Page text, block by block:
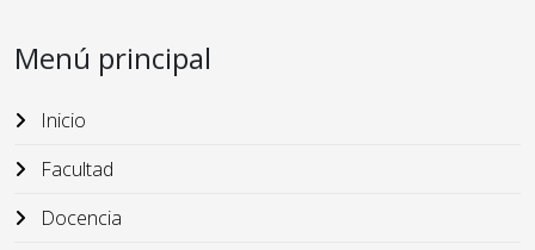
Menú principal
Inicio
Facultad
Docencia